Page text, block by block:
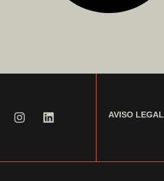
AVISO LEGAL